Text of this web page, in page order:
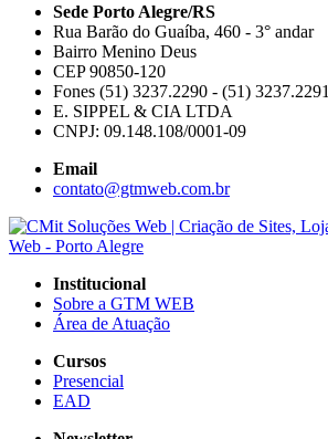
Sede Porto Alegre/RS
Rua Barão do Guaíba, 460 - 3° andar
Bairro Menino Deus
CEP 90850-120
Fones (51) 3237.2290 - (51) 3237.2291
E. SIPPEL & CIA LTDA
CNPJ: 09.148.108/0001-09
Email
contato@gtmweb.com.br
Institucional
Sobre a GTM WEB
Área de Atuação
Cursos
Presencial
EAD